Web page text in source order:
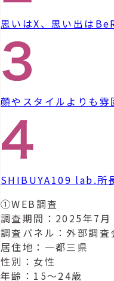
思いはX、思い出は
顔やスタイルよりも
SHIBUYA109 lab.所
①WEB調査
調査期間：2025年7月
調査パネル：外部調
居住地：一都三県
性別：女性
年齢：15～24歳